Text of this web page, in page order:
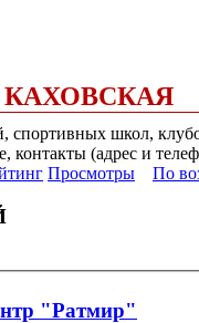
спортивных школ,
контакты (адрес и
Просмотры По
"Ратмир"